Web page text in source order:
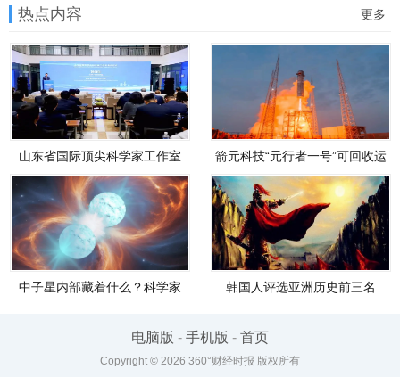
热点内容 更多
山东省国际顶尖科学家工作室
劳斯阿秒激光工作室）在济南
正
箭元科技“元行者一号”可回收运
中子星内部藏着什么？科学家
韩国人评选亚洲历史前三名
电脑版 - 手机版 - 首页
Copyright © 2026 360°财经时报 版权所有